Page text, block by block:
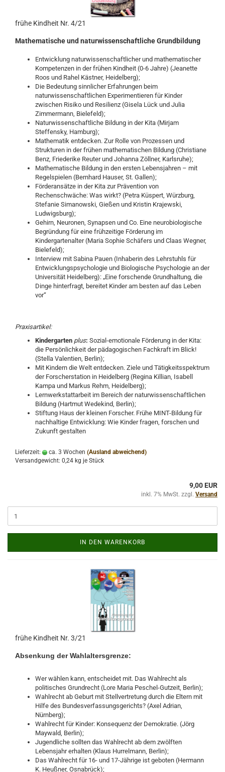
frühe Kindheit Nr. 4/21
Mathematische und naturwissenschaftliche Grundbildung
Entwicklung naturwissenschaftlicher und mathematischer
Kompetenzen in der frühen Kindheit (0-6 Jahre) (Jeanette
Roos und Rahel Kästner, Heidelberg);
Die Bedeutung sinnlicher Erfahrungen beim
naturwissenschaftlichen Experimentieren für Kinder
zwischen Risiko und Resilienz (Gisela Lück und Julia
Zimmermann, Bielefeld);
Naturwissenschaftliche Bildung in der Kita (Mirjam
Steffensky, Hamburg);
Mathematik entdecken. Zur Rolle von Prozessen und
Strukturen in der frühen mathematischen Bildung (Christiane
Benz, Friederike Reuter und Johanna Zöllner, Karlsruhe);
Mathematische Bildung in den ersten Lebensjahren – mit
Regelspielen (Bernhard Hauser, St. Gallen);
Förderansätze in der Kita zur Prävention von
Rechenschwäche: Was wirkt? (Petra Küspert, Würzburg,
Stefanie Simanowski, Gießen und Kristin Krajewski,
Ludwigsburg);
Gehirn, Neuronen, Synapsen und Co. Eine neurobiologische
Begründung für eine frühzeitige Förderung im
Kindergartenalter (Maria Sophie Schäfers und Claas Wegner,
Bielefeld);
Interview mit Sabina Pauen (Inhaberin des Lehrstuhls für
Entwicklungspsychologie und Biologische Psychologie an der
Universität Heidelberg): „Eine forschende Grundhaltung, die
Dinge hinterfragt, bereitet Kinder am besten auf das Leben
vor“
Praxisartikel:
Kindergarten plus: Sozial-emotionale Förderung in der Kita:
die Persönlichkeit der pädagogischen Fachkraft im Blick!
(Stella Valentien, Berlin);
Mit Kindern die Welt entdecken. Ziele und Tätigkeitsspektrum
der Forscherstation in Heidelberg (Regina Killian, Isabell
Kampa und Markus Rehm, Heidelberg);
Lernwerkstattarbeit im Bereich der naturwissenschaftlichen
Bildung (Hartmut Wedekind, Berlin);
Stiftung Haus der kleinen Forscher. Frühe MINT-Bildung für
nachhaltige Entwicklung: Wie Kinder fragen, forschen und
Zukunft gestalten
Lieferzeit: ca. 3 Wochen (Ausland abweichend)
Versandgewicht: 0,24 kg je Stück
9,00 EUR
inkl. 7% MwSt. zzgl. Versand
IN DEN WARENKORB
frühe Kindheit Nr. 3/21
Absenkung der Wahlaltersgrenze:
Wer wählen kann, entscheidet mit. Das Wahlrecht als
politisches Grundrecht (Lore Maria Peschel-Gutzeit, Berlin);
Wahlrecht ab Geburt mit Stellvertretung durch die Eltern mit
Hilfe des Bundesverfassungsgerichts? (Axel Adrian,
Nürnberg);
Wahlrecht für Kinder: Konsequenz der Demokratie. (Jörg
Maywald, Berlin);
Jugendliche sollten das Wahlrecht ab dem zwölften
Lebensjahr erhalten (Klaus Hurrelmann, Berlin);
Das Wahlrecht für 16- und 17-Jährige ist geboten (Hermann
K. Heußner, Osnabrück);